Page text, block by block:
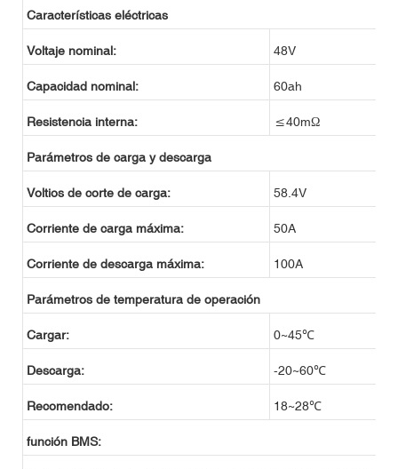
Características eléctricas
Voltaje nominal: 48V
Capacidad nominal: 60ah
Resistencia interna: ≤40mΩ
Parámetros de carga y descarga
Voltios de corte de carga: 58.4V
Corriente de carga máxima: 50A
Corriente de descarga máxima: 100A
Parámetros de temperatura de operación
Cargar: 0~45℃
Descarga: -20~60℃
Recomendado: 18~28℃
función BMS: